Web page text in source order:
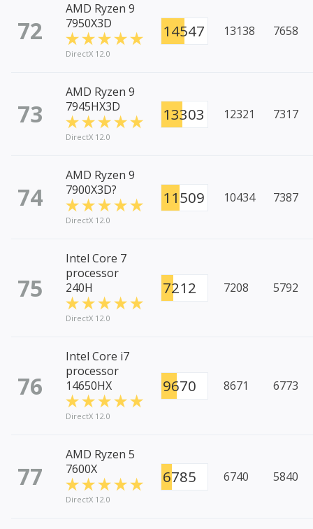
72
AMD Ryzen 9
7950X3D
DirectX 12.0
14547 13138 7658
73
AMD Ryzen 9
7945HX3D
DirectX 12.0
13303 12321 7317
74
AMD Ryzen 9
7900X3D?
DirectX 12.0
11509 10434 7387
75
Intel Core 7
processor
240H
DirectX 12.0
7212 7208 5792
76
Intel Core i7
processor
14650HX
DirectX 12.0
9670 8671 6773
77
AMD Ryzen 5
7600X
DirectX 12.0
6785 6740 5840